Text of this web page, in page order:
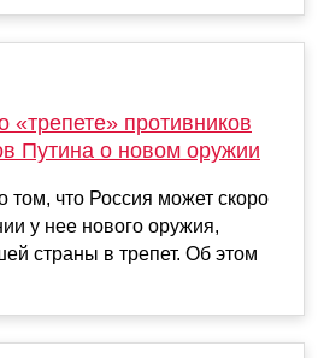
«трепете» противников
Путина о новом оружии
том, что Россия может скоро
у нее нового оружия,
страны в трепет. Об этом